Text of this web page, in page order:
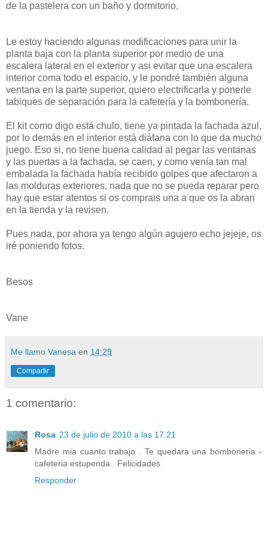
de la pastelera con un baño y dormitorio.
Le estoy haciendo algunas modificaciones para unir la
planta baja con la planta superior por medio de una
escalera lateral en el exterior y asi evitar que una escalera
interior coma todo el espacio, y le pondré también alguna
ventana en la parte superior, quiero electrificarla y ponerle
tabiques de separación para la cafetería y la bombonería.
El kit como digo está chulo, tiene ya pintada la fachada azul,
por lo demás en el interior está diáfana con lo que da mucho
juego. Eso si, no tiene buena calidad al pegar las ventanas
y las puertas a la fachada, se caen, y como venía tan mal
embalada la fachada había recibido golpes que afectaron a
las molduras exteriores, nada que no se pueda reparar pero
hay que estar atentos si os comprais una a que os la abran
en la tienda y la revisen.
Pues nada, por ahora ya tengo algún agujero echo jejeje, os
iré poniendo fotos.
Besos
Vane
Me llamo Vanesa en 14:29
Compartir
1 comentario:
Rosa 23 de julio de 2010 a las 17:21
Madre mia cuanto trabajo . Te quedara una bomboneria -
cafeteria estupenda . Felicidades
Responder